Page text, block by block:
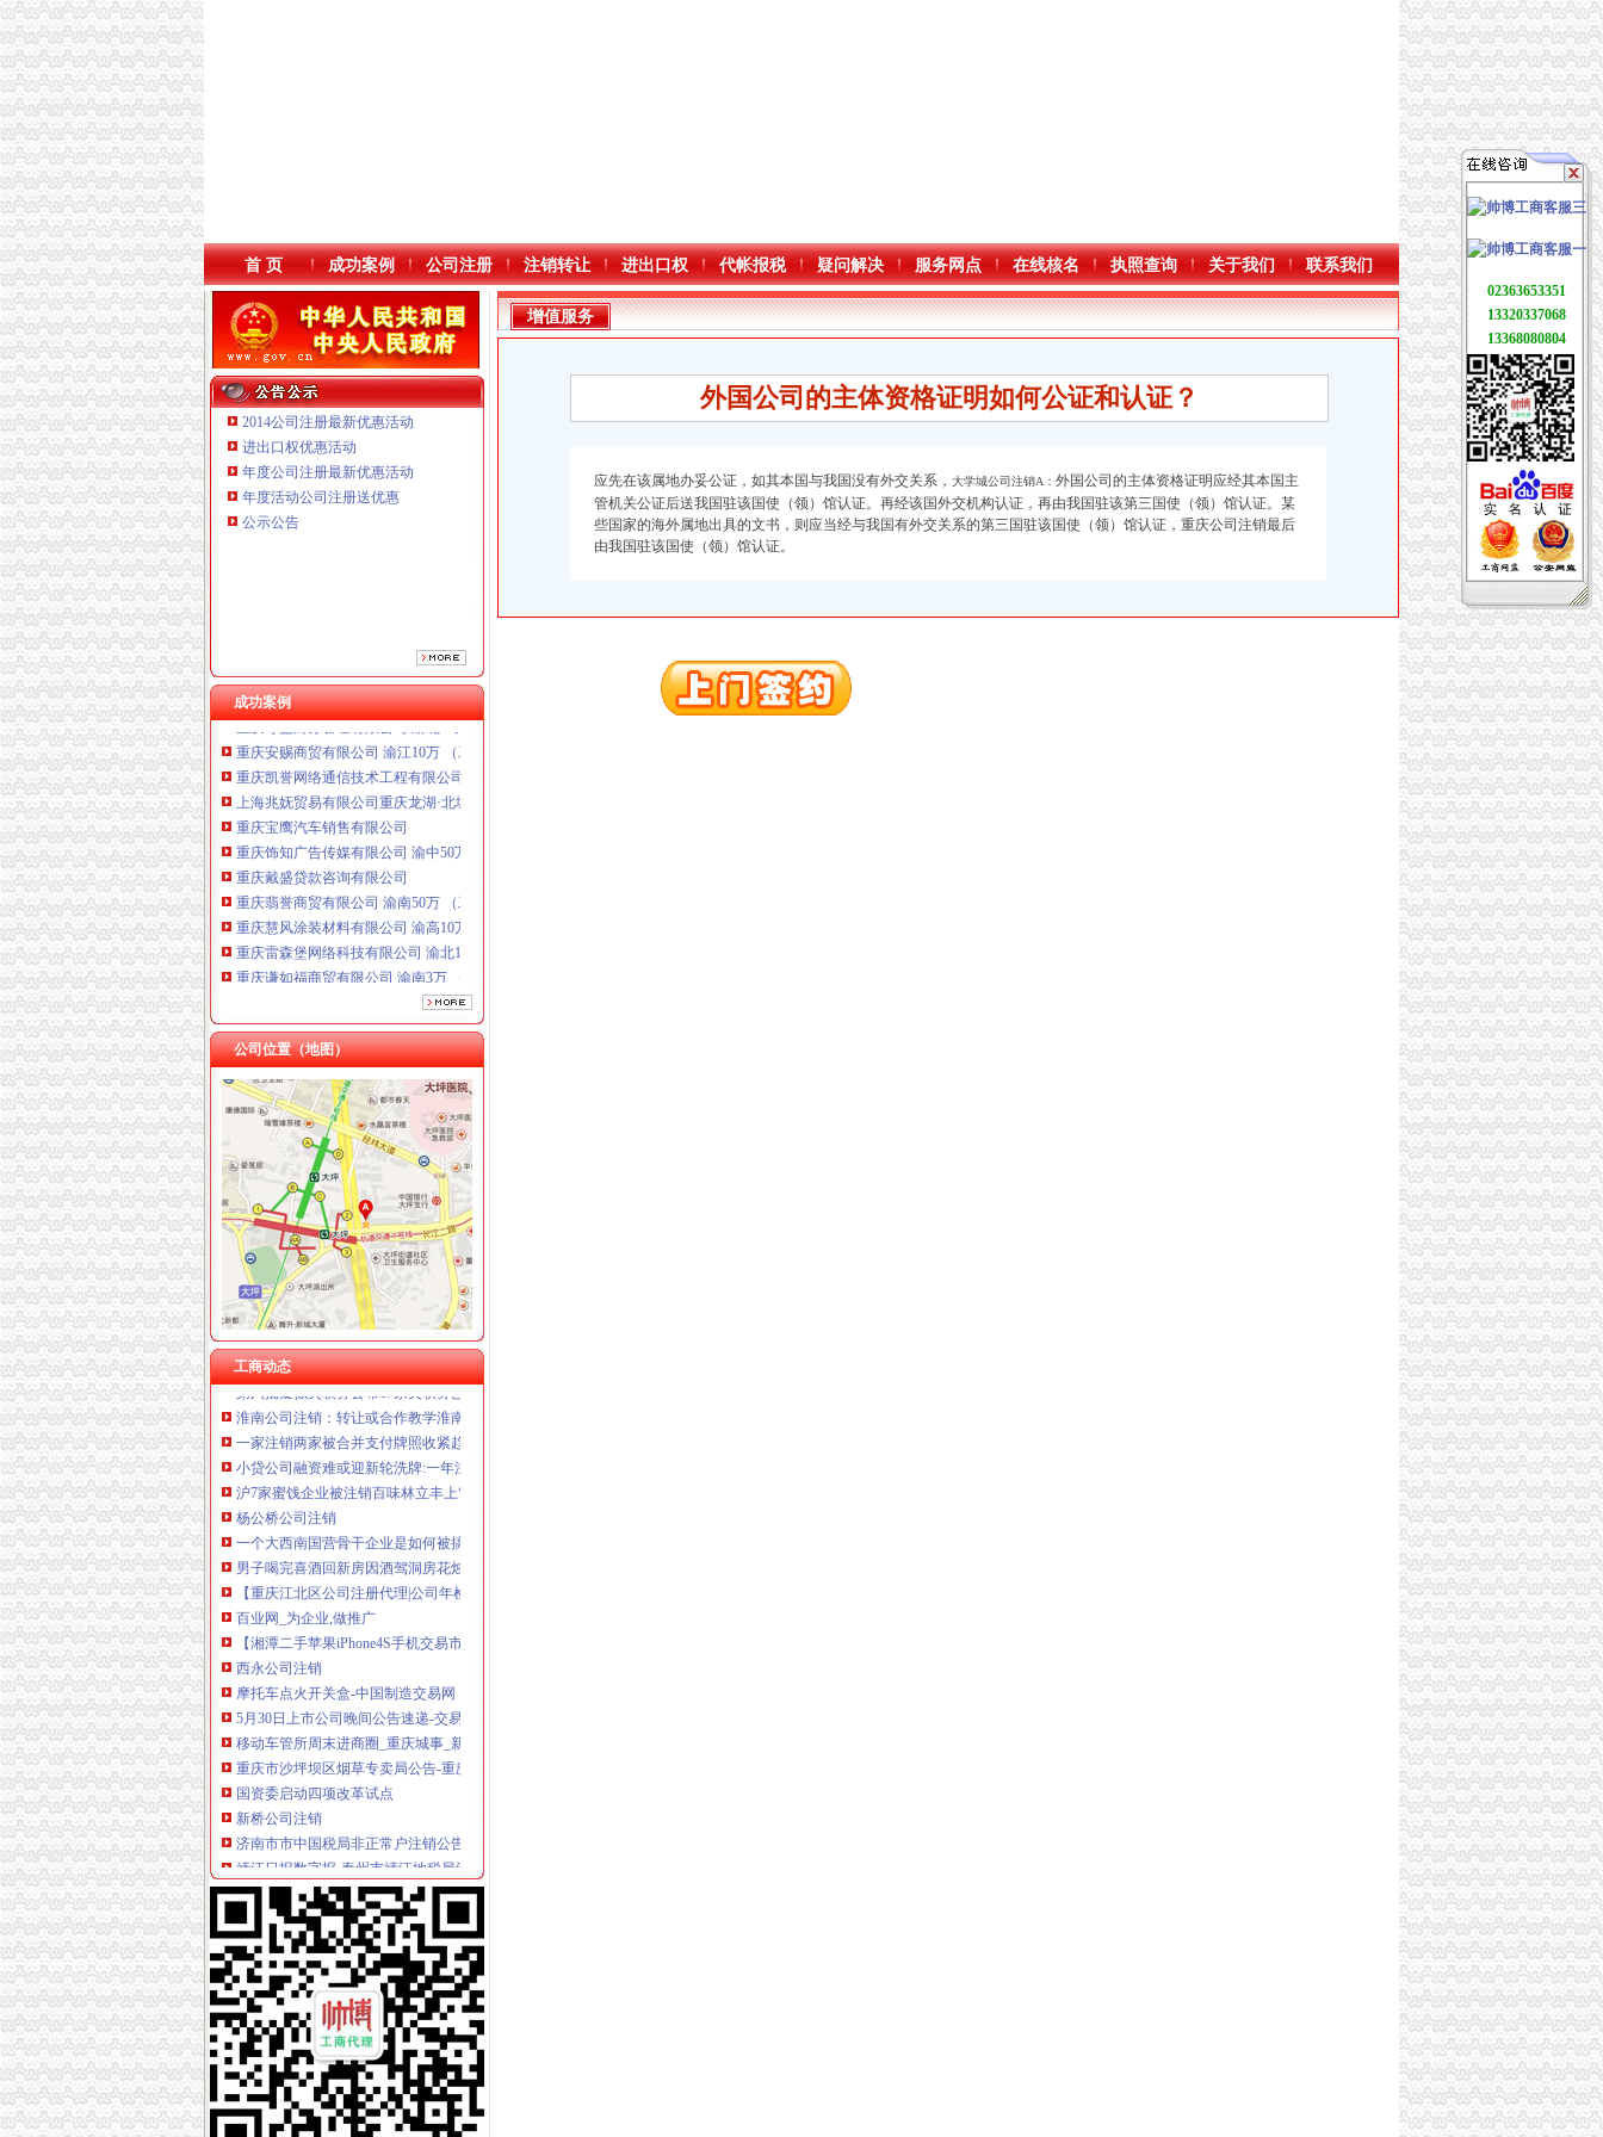
首 页 成功案例 公司注册 注销转让 进出口权 代帐报税 疑问解决 服务网点 在线核名 执照查询 关于我们 联系我们
2014公司注册最新优惠活动
进出口权优惠活动
年度公司注册最新优惠活动
年度活动公司注册送优惠
公示公告
成功案例
重庆宝鹰汽车销售有限公司
重庆雷森堡网络科技有限公司 渝北10万 （工商注册）
重庆谦如福商贸有限公司 渝南3万 （公司转让）
重庆尊盟财务管理有限公司 渝北10万 （工商注册）
重庆安赐商贸有限公司 渝江10万 （工商注册）
重庆凯誉网络通信技术工程有限公司渝中分公司 （工商注册）
上海兆妩贸易有限公司重庆龙湖·北城天街分公司 （工商注册）
重庆宝鹰汽车销售有限公司
重庆饰知广告传媒有限公司 渝中50万 （工商注册）
重庆戴盛贷款咨询有限公司
重庆翡誉商贸有限公司 渝南50万 （工商注册）
重庆慧风涂装材料有限公司 渝高10万 （工商注册）
重庆雷森堡网络科技有限公司 渝北10万 （工商注册）
重庆谦如福商贸有限公司 渝南3万 （公司转让）
重庆尊盟财务管理有限公司 渝北10万 （工商注册）
重庆安赐商贸有限公司 渝江10万 （工商注册）
重庆凯誉网络通信技术工程有限公司渝中分公司 （工商注册）
上海兆妩贸易有限公司重庆龙湖·北城天街分公司 （工商注册）
公司位置（地图）
工商动态
曾家
曾家菜菜的豆瓣小组
曾家肉羹的菜谱_下厨房
【曾家两室一厅一卫|重庆二手房】-重庆房天下
重庆曾家附近站长招聘|重庆曾家附近站长职位信息汇总|重庆站长招聘
台中民宿~台中酒桶山曾家邨民宿
曾家公司注销
第六批疑似失联募公布17家失联募已被注销_天天基金网
淮南公司注销：转让或合作教学淮南第一家甜品店家乐福巧芋工坊-淮
一家注销两家被合并支付牌照收紧趋势明显_IT_财经_中金在线
小贷公司融资难或迎新轮洗牌:一年注销超150家|瀚华|公司股东_凤凰
沪7家蜜饯企业被注销百味林立丰上“黑榜”_大申网_腾讯网
杨公桥公司注销
一个大西南国营骨干企业是如何被搞破产的？印页面-乌有之乡-有
男子喝完喜酒回新房因酒驾洞房花烛夜险进班房-中新网
【重庆江北区公司注册代理|公司年检代办|代办注册公司价格】-重庆赶
百业网_为企业,做推广
【湘潭二手苹果iPhone4S手机交易市场_二手苹果iPhone4S手机价格
西永公司注销
摩托车点火开关盒-中国制造交易网
5月30日上市公司晚间公告速递-交易提示-南方财富网
移动车管所周末进商圈_重庆城事_新浪重庆_新浪网
重庆市沙坪坝区烟草专卖局公告-重庆市烟草专卖局（公司）
国资委启动四项改革试点
新桥公司注销
济南市市中国税局非正常户注销公告（二）
靖江日报数字报-泰州市靖江地税局注销税务登记证件通告
柳州两面针股份有限公司关于子公司完成注销登记的公告-保险频道-和
分类广告_凤凰资讯
这个女汉子初来咋到没朋友,求盆友
童家桥公司注销
童家桥一日游重庆今题网
金融街：公开发行2009年第一期公司券募集说明书-券频道-金融界
冷水江市锑讯工贸有限责任公司布溪印刷厂_黄页简介_地址电话-众网
租售转让|重庆|长寿区_凤凰资讯
铸铁排气管公司_铸铁排气管厂家_公司黄页-阿里巴巴
双碑公司注销
绵市健羽建材有限公司_黄页简介_地址电话-众网
增值服务
外国公司的主体资格证明如何公证和认证？
应先在该属地办妥公证，如其本国与我国没有外交关系， 大学城公司注销A： 外国公司的主体资格证明应经其本国主
管机关公证后送我国驻该国使（领）馆认证。再经该国外交机构认证，再由我国驻该第三国使（领）馆认证。某
些国家的海外属地出具的文书，则应当经与我国有外交关系的第三国驻该国使（领）馆认证，重庆公司注销最后
由我国驻该国使（领）馆认证。
02363653351
13320337068
13368080804